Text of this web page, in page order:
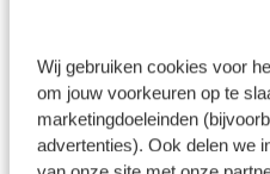
Wij gebruiken cookies voor
om jouw voorkeuren op te
marketingdoeleinden
advertenties). Ook delen we